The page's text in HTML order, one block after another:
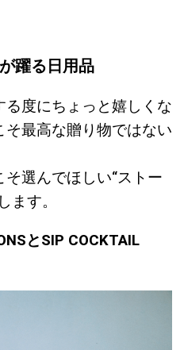
躍る日用品
度にちょっと嬉しくな
最高な贈り物ではない
選んでほしい“ストー
ます。
とSIP COCKTAIL